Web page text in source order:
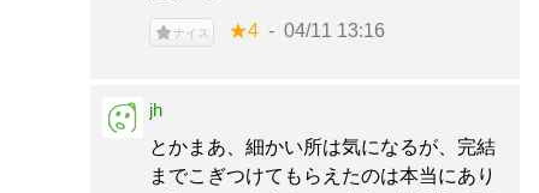
ナイス ★4 04/11 13:16
jh
とかまあ、細かい所は気になるが、完結
までこぎつけてもらえたのは本当にあり